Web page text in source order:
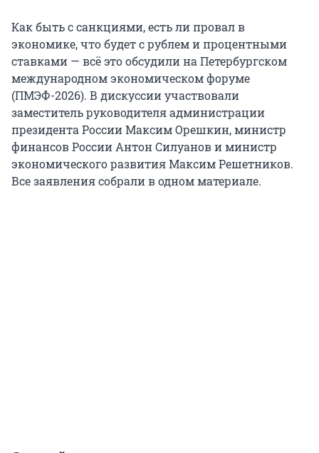
Как быть с санкциями, есть ли провал в
экономике, что будет с рублем и процентными
ставками — всё это обсудили на Петербургском
международном экономическом форуме
(ПМЭФ-2026). В дискуссии участвовали
заместитель руководителя администрации
президента России Максим Орешкин, министр
финансов России Антон Силуанов и министр
экономического развития Максим Решетников.
Все заявления собрали в одном материале.